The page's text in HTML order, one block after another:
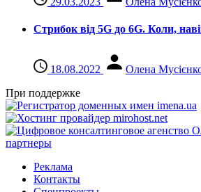
Стрибок від 5G до 6G. Коли,
18.08.2022
Олена
При поддержке
Реклама
Контакты